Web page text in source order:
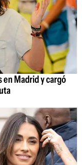
en Madrid y cargó